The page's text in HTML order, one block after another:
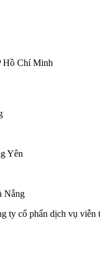
Hồ Chí Minh
Yên
Nẵng
ty cổ phẩn dịch vụ